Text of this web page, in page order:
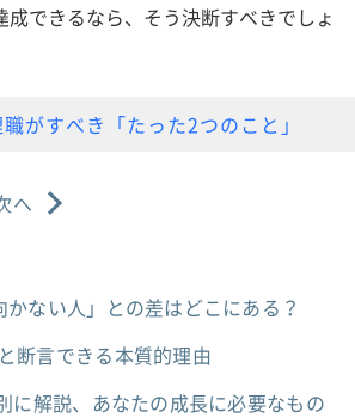
できるなら、そう決断すべきでしょ
がすべき「たった2つのこと」
へ
ない人」との差はどこにある？
断言できる本質的理由
に解説、あなたの成長に必要なもの